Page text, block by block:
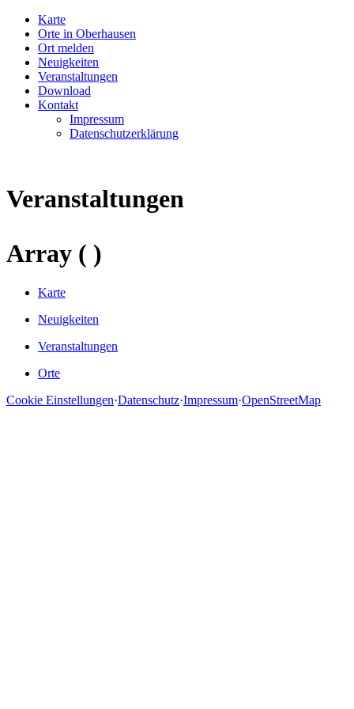
Karte
Orte in Oberhausen
Ort melden
Neuigkeiten
Veranstaltungen
Download
Kontakt
Impressum
Datenschutzerklärung
Veranstaltungen
Array ( )
Karte
Neuigkeiten
Veranstaltungen
Orte
Cookie Einstellungen·Datenschutz·Impressum·OpenStreetMap